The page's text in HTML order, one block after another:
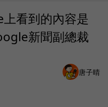
看到的內容是
新聞副總裁
唐子晴